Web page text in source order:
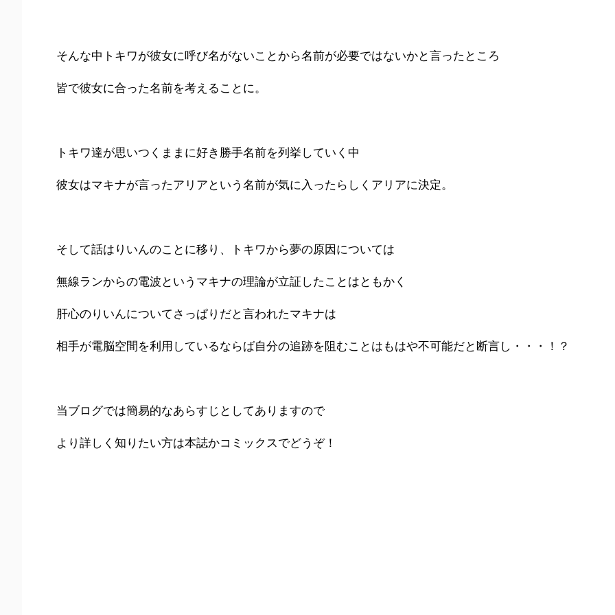
そんな中トキワが彼女に呼び名がないことから名前が必要ではないかと言ったところ
皆で彼女に合った名前を考えることに。
トキワ達が思いつくままに好き勝手名前を列挙していく中
彼女はマキナが言ったアリアという名前が気に入ったらしくアリアに決定。
そして話はりいんのことに移り、トキワから夢の原因については
無線ランからの電波というマキナの理論が立証したことはともかく
肝心のりいんについてさっぱりだと言われたマキナは
相手が電脳空間を利用しているならば自分の追跡を阻むことはもはや不可能だと断言し・・・！？
当ブログでは簡易的なあらすじとしてありますので
より詳しく知りたい方は本誌かコミックスでどうぞ！